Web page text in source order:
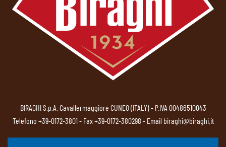
BIRAGHI S.p.A. Cavallermaggiore CUNEO (ITALY) - P.IVA 00486510043
Telefono +39-0172-3801- Fax +39-0172-380298 - Email biraghi@biraghi.it